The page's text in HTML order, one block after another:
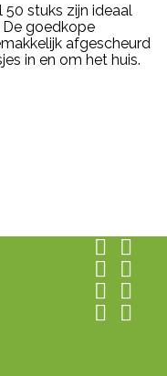
stuks zijn ideaal
De goedkope
afgescheurd
in en om het huis.
 
 
 
 